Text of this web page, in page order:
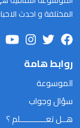
المختلفة و احدث
روابط هامة
الموسوعة
سؤال وجواب
هــل تعـــــــــــلم ؟